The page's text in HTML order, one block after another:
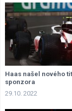
Haas našel nového
sponzora
29.10. 2022